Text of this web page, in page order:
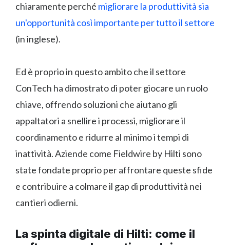
chiaramente perché migliorare la produttività sia
un'opportunità così importante per tutto il settore
(in inglese).
Ed è proprio in questo ambito che il settore
ConTech ha dimostrato di poter giocare un ruolo
chiave, offrendo soluzioni che aiutano gli
appaltatori a snellire i processi, migliorare il
coordinamento e ridurre al minimo i tempi di
inattività. Aziende come Fieldwire by Hilti sono
state fondate proprio per affrontare queste sfide
e contribuire a colmare il gap di produttività nei
cantieri odierni.
La spinta digitale di Hilti: come il